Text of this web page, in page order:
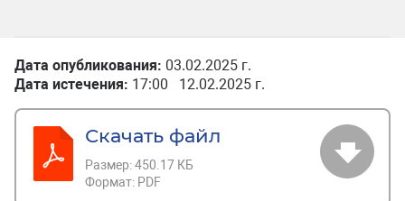
Дата опубликования: 03.02.2025 г.
Дата истечения: 17:00 12.02.2025 г.
Скачать файл
Размер:450.17 КБ
Формат: PDF